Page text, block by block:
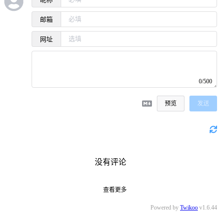
邮箱
网址
0/500
预览 发送
没有评论
查看更多
Powered by Twikoo v1.6.44